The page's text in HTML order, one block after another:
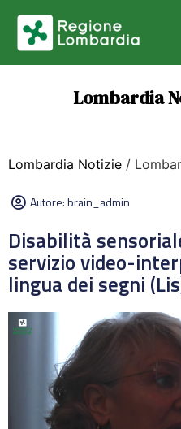
Lombardia
Lombardia Notizie /
Autore:brain_admin
Disabilità
servizio video-
lingua dei segni